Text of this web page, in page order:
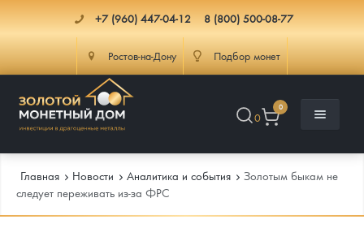
+7 (960) 447-04-12 8 (800) 500-08-77
Ростов-на-Дону Подбор монет
0
0
Главная Новости Аналитика и события
Золотым быкам не
следует переживать из-за ФРС